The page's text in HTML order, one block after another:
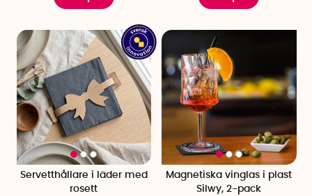
Servetthållare i läder med
rosett
Magnetiska vinglas i plast
Silwy, 2-pack